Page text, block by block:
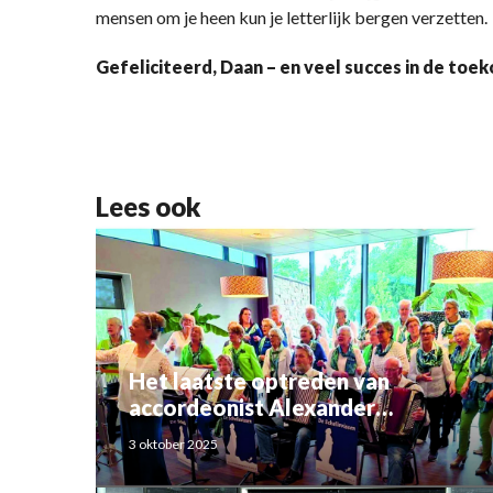
mensen om je heen kun je letterlijk bergen verzetten.
Gefeliciteerd, Daan – en veel succes in de
Lees ook
Het laatste optreden van
accordeonist Alexander
Schoemaker
3 oktober 2025